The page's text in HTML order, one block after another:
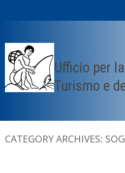
Ufficio per
Turismo e
CATEGORY ARCHIVES: